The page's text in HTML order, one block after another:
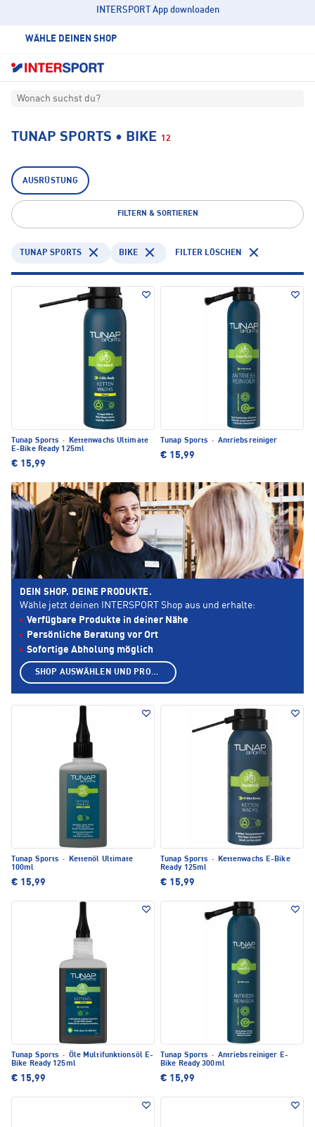
INTERSPORT App downloaden
WÄHLE DEINEN SHOP
Wonach suchst du?
TUNAP SPORTS • BIKE 12
AUSRÜSTUNG
FILTERN & SORTIEREN
TUNAP SPORTS BIKE FILTER LÖSCHEN
Tunap Sports ·
Kettenwachs Ultimate
E-Bike Ready 125ml
€ 15,99
Tunap Sports · Antriebsreiniger
€ 15,99
Tunap Sports ·
Kettenöl Ultimate
100ml
€ 15,99
Tunap Sports ·
Kettenwachs E-Bike
Ready 125ml
€ 15,99
Tunap Sports · Öle Multifunktionsöl E-
Bike Ready 125ml
€ 15,99
Tunap Sports · Antriebsreiniger E-
Bike Ready 300ml
€ 15,99
DEIN SHOP. DEINE PRODUKTE.
Wähle jetzt deinen INTERSPORT Shop aus und erhalte:
Verfügbare Produkte in deiner Nähe
Persönliche Beratung vor Ort
Sofortige Abholung möglich
SHOP AUSWÄHLEN UND PRODUKTE ANZEIGEN